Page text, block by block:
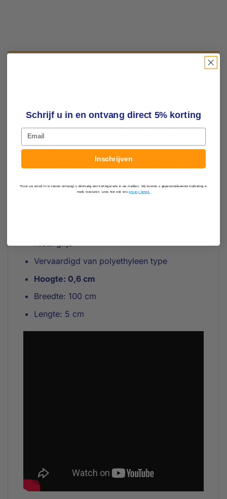
Omschrijving Drempelhulp Polyethyleen
Binnen
Quickrampszijn de ideale oplossing voor het
Kleur grijs
Vervaardigd van polyethyleen type
Hoogte: 0,6 cm
Breedte: 100 cm
Lengte: 5 cm
Schrijf u in en ontvang direct 5% korting
Email
Inschrijven
*Door uw email in te voeren ontvangt u éénmalig een kortingscode in uw mailbox. Wij kunnen u gepersonaliseerde marketing e-
mails toesturen. Lees hier ook onsprivacy beleid.